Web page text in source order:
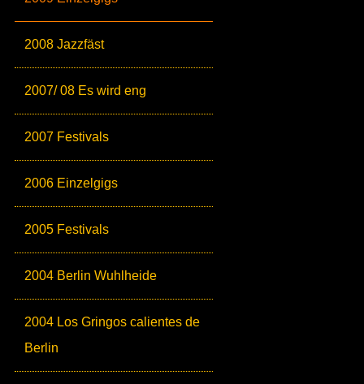
2008 Jazzfäst
2007/ 08 Es wird eng
2007 Festivals
2006 Einzelgigs
2005 Festivals
2004 Berlin Wuhlheide
2004 Los Gringos calientes de
Berlin